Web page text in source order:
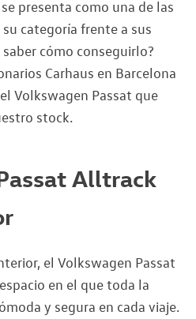
presenta como una de las
categoría frente a sus
cómo conseguirlo?
Carhaus en Barcelona
Volkswagen Passat que
stock.
Alltrack
el Volkswagen Passat
en el que toda la
y segura en cada viaje.